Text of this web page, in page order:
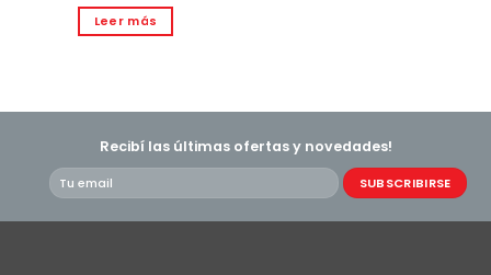
Leer más
Recibí las últimas ofertas y novedades!